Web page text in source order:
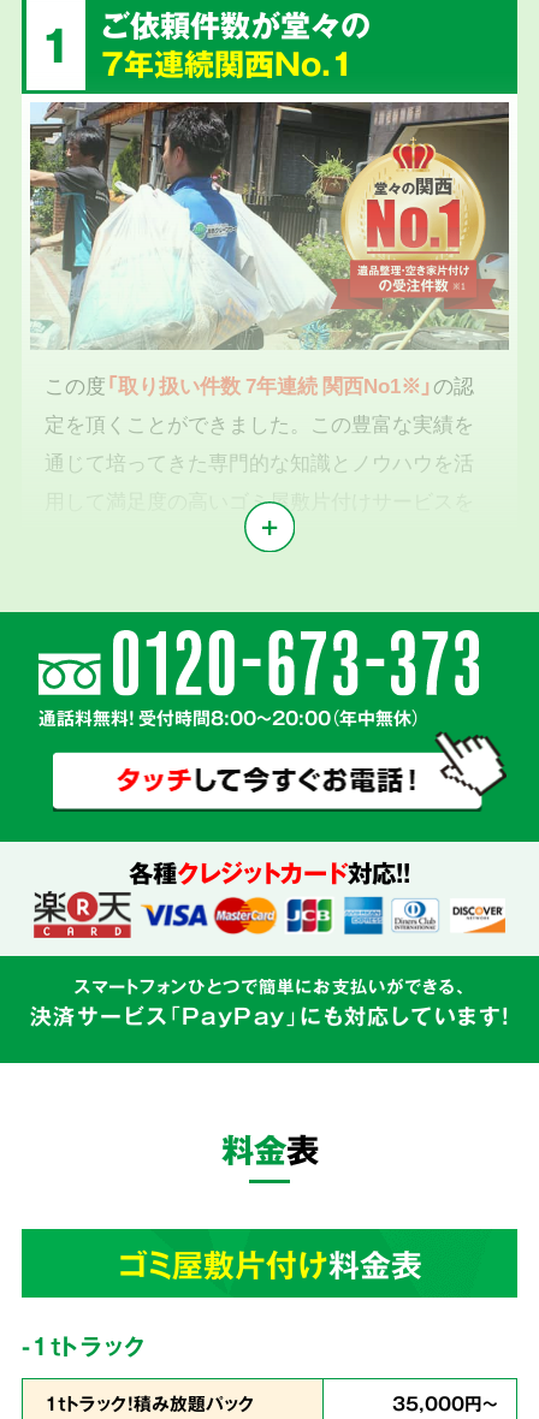
1
ご依頼件数が堂々の
7年連続関西No.1
この度「取り扱い件数 7年連続 関西No1※」の認
定を頂くことができました。この豊富な実績を
通じて培ってきた専門的な知識とノウハウを活
用して満足度の高いゴミ屋敷片付けサービスを
2
気持ちに寄り添う
親切丁寧な対応
真心を
込めて対応
を心がけています。
業界最安値を目指しています!
通話料無料! 受付時間8:00～20:00（年中無休）
各種クレジットカード対応!!
スマートフォンひとつで簡単にお支払いができる、
決済サービス「PayPay」にも対応しています!
料金表
ゴミ屋敷片付け料金表
-1tトラック
1ｔトラック！積み放題パック 35,000円～